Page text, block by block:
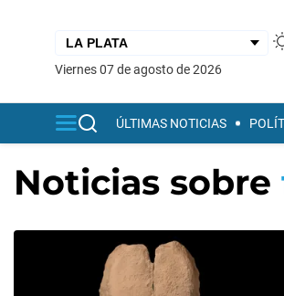
viernes 07 de agosto de 2026
ÚLTIMAS NOTICIAS
Noticias sobre